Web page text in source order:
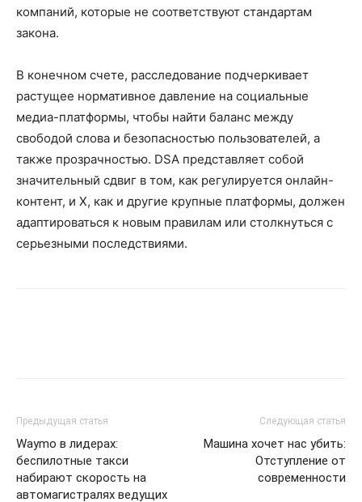
компаний, которые не соответствуют стандартам
закона.
В конечном счете, расследование подчеркивает
растущее нормативное давление на социальные
медиа-платформы, чтобы найти баланс между
свободой слова и безопасностью пользователей, а
также прозрачностью. DSA представляет собой
значительный сдвиг в том, как регулируется онлайн-
контент, и X, как и другие крупные платформы, должен
адаптироваться к новым правилам или столкнуться с
серьезными последствиями.
Предыдущая статья
Waymo в лидерах:
беспилотные такси
набирают скорость на
автомагистралях ведущих
Следующая статья
Машина хочет нас убить:
Отступление от
современности